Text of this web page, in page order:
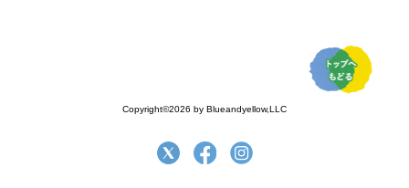
Copyright©2026 by Blueandyellow,LLC